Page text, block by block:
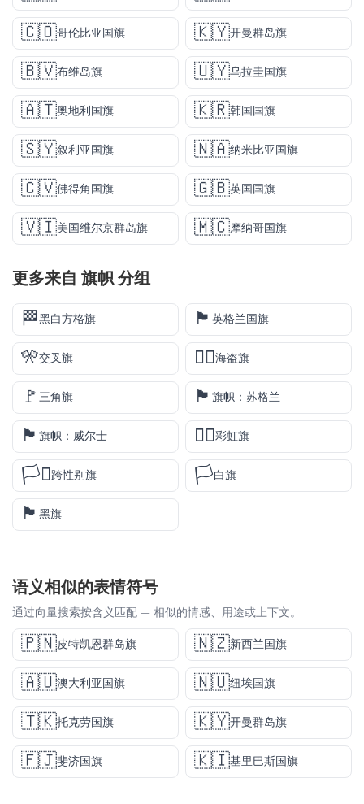
🇨🇴哥伦比亚国旗 🇰🇾开曼群岛旗
🇧🇻布维岛旗 🇺🇾乌拉圭国旗
🇦🇹奥地利国旗 🇰🇷韩国国旗
🇸🇾叙利亚国旗 🇳🇦纳米比亚国旗
🇨🇻佛得角国旗 🇬🇧英国国旗
🇻🇮美国维尔京群岛旗 🇲🇨摩纳哥国旗
更多来自 旗帜分组
🏁黑白方格旗 🏴󠁧󠁢󠁥󠁮󠁧󠁿 英格兰国旗
🎌交叉旗 🏴‍☠️海盗旗
🚩 三角旗 🏴󠁧󠁢󠁳󠁣󠁴󠁿 旗帜：苏格兰
🏴󠁧󠁢󠁷󠁬󠁳󠁿 旗帜：威尔士 🏳️‍🌈彩虹旗
🏳️‍⚧️跨性别旗 🏳️白旗
🏴 黑旗
语义相似的表情符号
通过向量搜索按含义匹配 — 相似的情感、用途或上下文。
🇵🇳皮特凯恩群岛旗 🇳🇿新西兰国旗
🇦🇺澳大利亚国旗 🇳🇺纽埃国旗
🇹🇰托克劳国旗 🇰🇾开曼群岛旗
🇫🇯斐济国旗 🇰🇮基里巴斯国旗